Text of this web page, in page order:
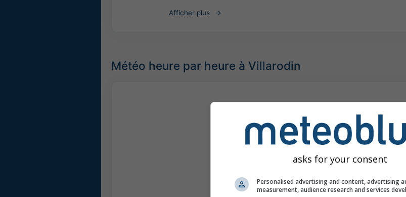
Afficher plus
Météo heure par heure à Villarodin
asks for your consent
Personalised advertising and content, advertising
measurement, audience research and services